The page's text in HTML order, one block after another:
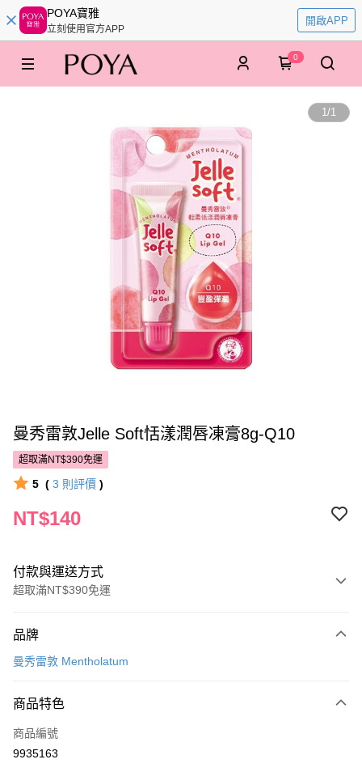
POYA寶雅
立刻使用官方APP
開啟APP
0
1/1
曼秀雷敦Jelle Soft恬漾潤唇凍膏8g-Q10
超取滿NT$390免運
5 ( 3 則評價 )
NT$140
付款與運送方式
超取滿NT$390免運
POYA支付
超商取貨付款
LINE Pay
品牌
曼秀雷敦 Mentholatum
商品特色
商品編號
9935163